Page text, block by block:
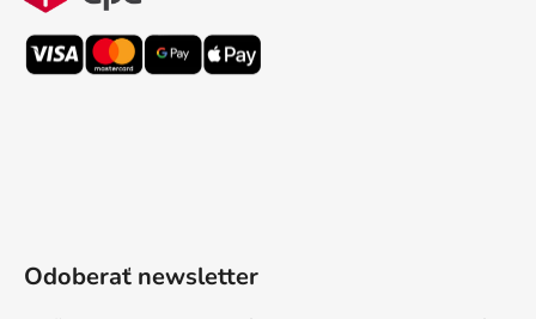
Odoberať newsletter